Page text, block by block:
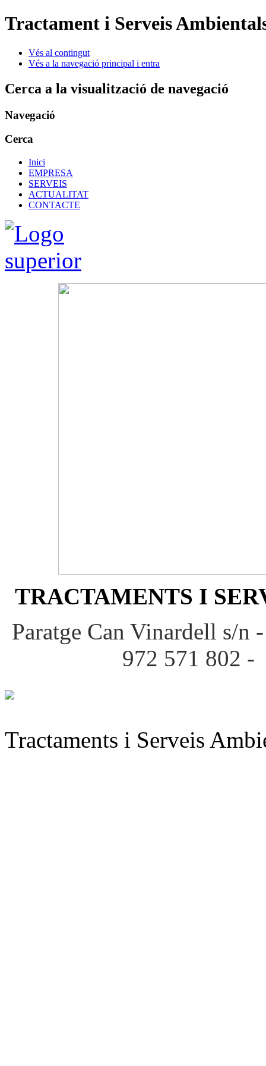
Tractament i Serveis
Vés al contingut
Vés a la navegació principal i entra
Cerca a la visualització de navegació
Navegació
Cerca
Inici
EMPRESA
SERVEIS
ACTUALITAT
CONTACTE
TRACTAMENTS I
Paratge Can Vinardell s/n
972 571 802 -
Tractaments i Serveis